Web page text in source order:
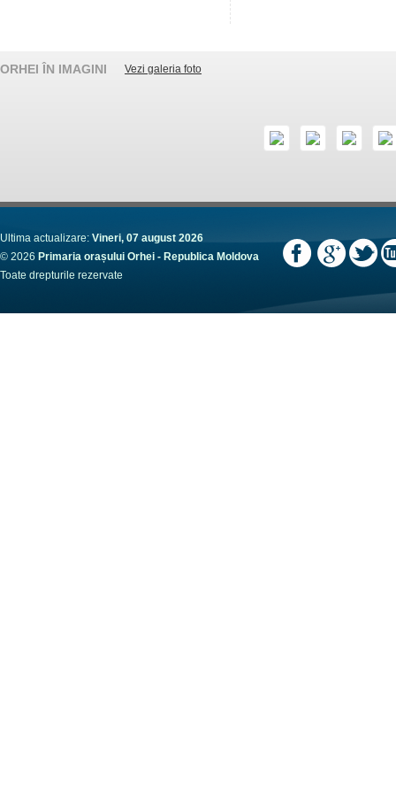
ORHEI ÎN IMAGINI Vezi galeria foto
Ultima actualizare: Vineri, 07 august 2026
© 2026 Primaria orașului Orhei - Republica Moldova
Toate drepturile rezervate